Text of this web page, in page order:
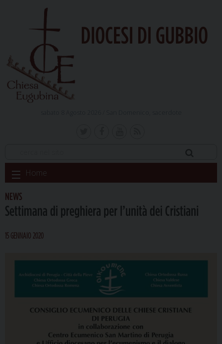
DIOCESI DI GUBBIO
Skip
to
content
Home
NEWS
Settimana di preghiera per l’unità dei Cristiani
15 GENNAIO 2020